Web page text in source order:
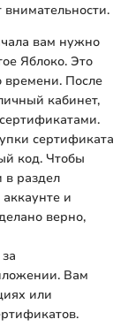
внимательности.
вам нужно
Яблоко. Это
времени. После
кабинет,
сертификата
код. Чтобы
в раздел
и
верно,
Вам
или